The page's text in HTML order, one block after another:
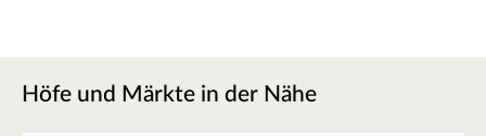
Höfe und Märkte in der Nähe